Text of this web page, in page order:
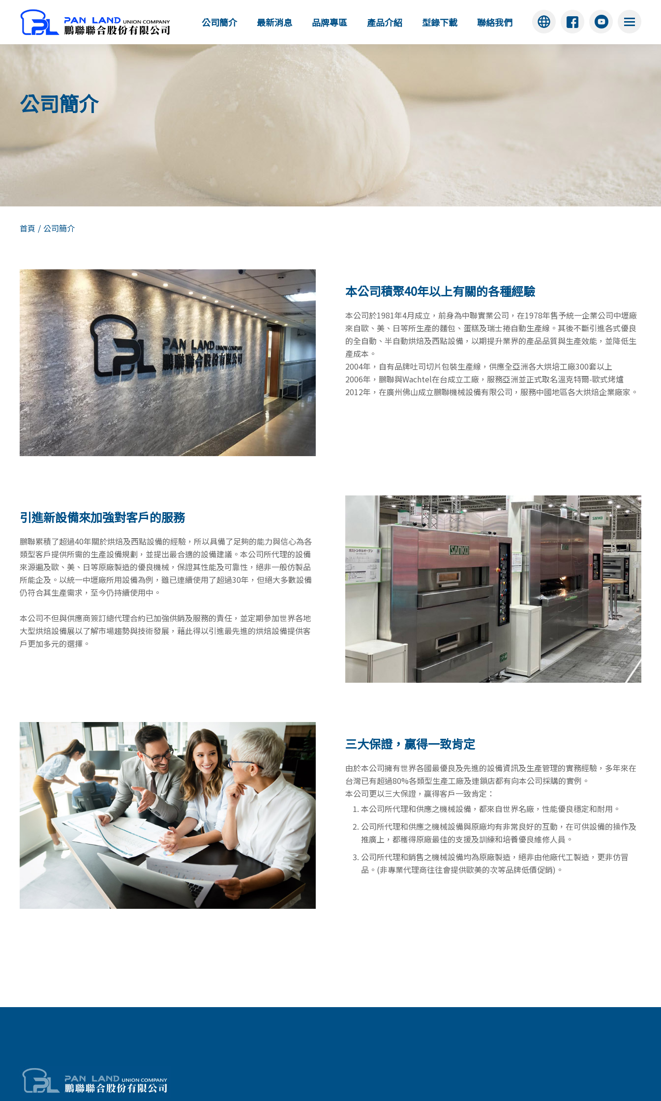
公司簡介 最新消息 品牌專區 產品介紹 型錄下載 聯絡我們
公司簡介
首頁 / 公司簡介
本公司積聚40年以上有關的各種經驗
本公司於1981年4月成立，前身為中聯實業公司，在1978年售予統一企業公司中壢廠
來自歐、美、日等所生產的麵包、蛋糕及瑞士捲自動生產線。其後不斷引進各式優良
的全自動、半自動烘焙及西點設備，以期提升業界的產品品質與生產效能，並降低生
產成本。
2004年，自有品牌吐司切片包裝生產線，供應全亞洲各大烘培工廠300套以上
2006年，鵬聯與Wachtel在台成立工廠，服務亞洲並正式取名溫克特爾-歐式烤爐
2012年，在廣州佛山成立鵬聯機械設備有限公司，服務中國地區各大烘焙企業廠家。
引進新設備來加強對客戶的服務
鵬聯累積了超過40年關於烘焙及西點設備的經驗，所以具備了足夠的能力與信心為各
類型客戶提供所需的生產設備規劃，並提出最合適的設備建議。本公司所代理的設備
來源遍及歐、美、日等原廠製造的優良機械，保證其性能及可靠性，絕非一般仿製品
所能企及。以統一中壢廠所用設備為例，雖已連續使用了超過30年，但絕大多數設備
仍符合其生產需求，至今仍持續使用中。
本公司不但與供應商簽訂總代理合約已加強供銷及服務的責任，並定期參加世界各地
大型烘焙設備展以了解市場趨勢與技術發展，藉此得以引進最先進的烘焙設備提供客
戶更加多元的選擇。
三大保證，贏得一致肯定
由於本公司擁有世界各國最優良及先進的設備資訊及生產管理的實務經驗，多年來在
台灣已有超過80%各類型生產工廠及連鎖店都有向本公司採購的實例。
本公司更以三大保證，贏得客戶一致肯定：
本公司所代理和供應之機械設備，都來自世界名廠，性能優良穩定和耐用。
公司所代理和供應之機械設備與原廠均有非常良好的互動，在可供設備的操作及
推廣上，都穫得原廠最佳的支援及訓練和培養優良維修人員。
公司所代理和銷售之機械設備均為原廠製造，絕非由他廠代工製造，更非仿冒
品。(非專業代理商往往會提供歐美的次等品牌低價促銷)。